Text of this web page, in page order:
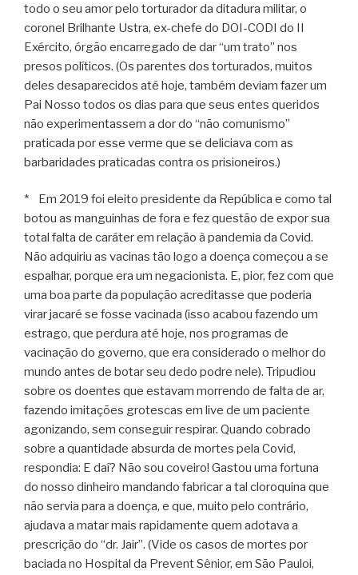
todo o seu amor pelo torturador da ditadura militar, o
coronel Brilhante Ustra, ex-chefe do DOI-CODI do II
Exército, órgão encarregado de dar “um trato” nos
presos políticos. (Os parentes dos torturados, muitos
deles desaparecidos até hoje, também deviam fazer um
Pai Nosso todos os dias para que seus entes queridos
não experimentassem a dor do “não comunismo”
praticada por esse verme que se deliciava com as
barbaridades praticadas contra os prisioneiros.)
* Em 2019 foi eleito presidente da República e como tal
botou as manguinhas de fora e fez questão de expor sua
total falta de caráter em relação à pandemia da Covid.
Não adquiriu as vacinas tão logo a doença começou a se
espalhar, porque era um negacionista. E, pior, fez com que
uma boa parte da população acreditasse que poderia
virar jacaré se fosse vacinada (isso acabou fazendo um
estrago, que perdura até hoje, nos programas de
vacinação do governo, que era considerado o melhor do
mundo antes de botar seu dedo podre nele). Tripudiou
sobre os doentes que estavam morrendo de falta de ar,
fazendo imitações grotescas em live de um paciente
agonizando, sem conseguir respirar. Quando cobrado
sobre a quantidade absurda de mortes pela Covid,
respondia: E daí? Não sou coveiro! Gastou uma fortuna
do nosso dinheiro mandando fabricar a tal cloroquina que
não servia para a doença, e que, muito pelo contrário,
ajudava a matar mais rapidamente quem adotava a
prescrição do “dr. Jair”. (Vide os casos de mortes por
baciada no Hospital da Prevent Sênior, em São Pauloi,